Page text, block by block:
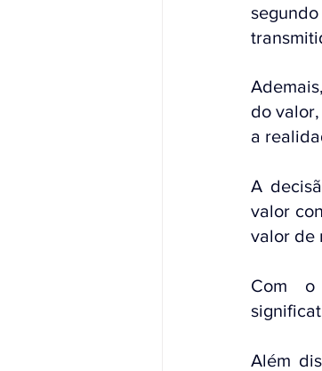
do
a
A
valor
valor de
Com o
Além